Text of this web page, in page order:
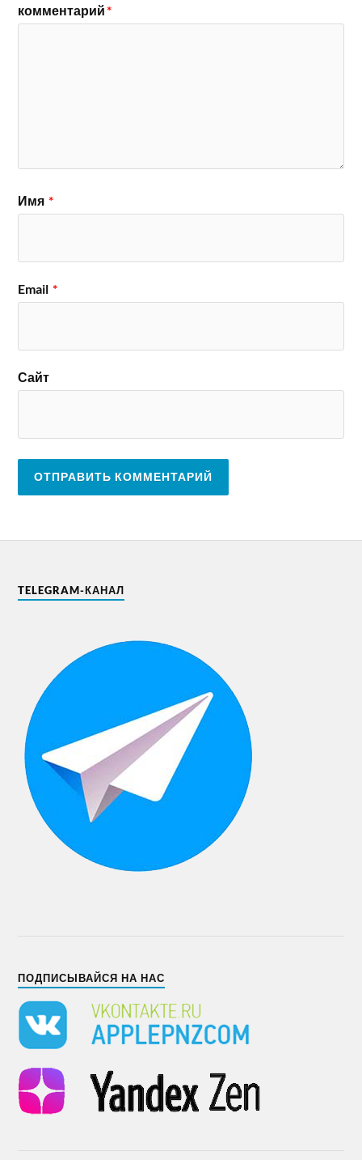
комментарий*
Имя *
Email *
Сайт
TELEGRAM-КАНАЛ
ПОДПИСЫВАЙСЯ НА НАС